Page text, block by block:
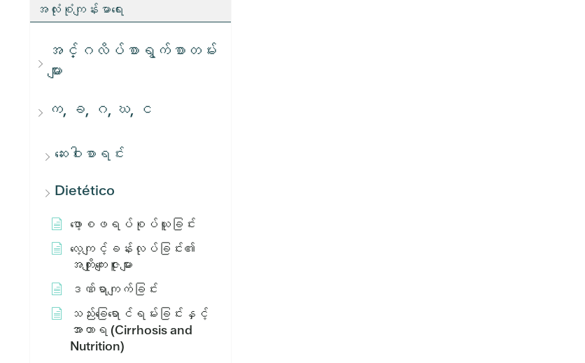
အလုံးစုံကျန်းမာရေး
အင်္ဂလိပ်စာရွက်စာတမ်း
များ
က, ခ, ဂ, ဃ, င
ဆေးဝါးစာရင်း
Dietético
ဖော့စဖရပ်စုပ်ယူခြင်း
လေ့ကျင့်ခန်းလုပ်ခြင်း၏
အကျိုးကျေးဇူးများ
ဒဏ်ရာကျက်ခြင်း
သည်းခြေရောင်ရမ်းခြင်းနှင့်
အာဟာရ (Cirrhosis and
Nutrition)